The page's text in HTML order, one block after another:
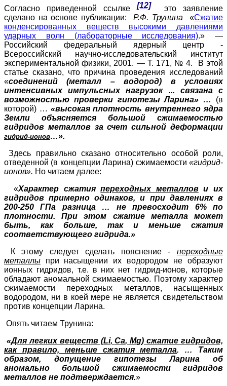
Согласно приведенной ссылке[12] это заявление
сделано на основе публикации:Р.Ф. Трунина «Сжатие
конденсированных веществ высокими давлениями
ударных волн (лабораторные исследования).» —
Российский федеральный ядерный центр -
Всероссийский научно-исследовательский институт
экспериментальной физики, 2001. — Т. 171, № 4. В этой
статье сказано, что причина проведения исследований
«соединений (металл – водород) в условиях
интенсивных импульсных нагрузок ... связана с
возможностью проверки гипотезы Ларина» … (в
которой) … «высокая плотность внутреннего ядра
Земли объясняется большой сжимаемостью
гидридов металлов за счет сильной деформации
гидрид-ионов…».
Здесь правильно сказано относительно особой роли,
отведенной (в концепции Ларина) сжимаемости «гидрид-
ионов». Но читаем далее:
«Характер сжатияпереходных металлови их
гидридов примерно одинаков, и при давлениях в
200-250 ГПа разница … не превосходит 6% по
плотности. При этом сжатие металла может
быть, как больше, так и меньше сжатия
соответствующего гидрида.»
К этому следует сделать пояснение -переходные
металлы при насыщении их водородом не образуют
ионных гидридов, т.е. в них нет гидрид-ионов, которые
обладают аномальной сжимаемостью. Поэтому характер
сжимаемости переходных металлов, насыщенных
водородом, ни в коей мере не является свидетельством
против концепции Ларина.
Опять читаем Трунина:
«Для легких веществ (Li,Ca,Mg) сжатие гидридов,
как правило, меньше сжатия металла. … Таким
образом, допущение гипотезы Ларина об
аномально большой сжимаемости гидридов
металлов не подтверждается.»